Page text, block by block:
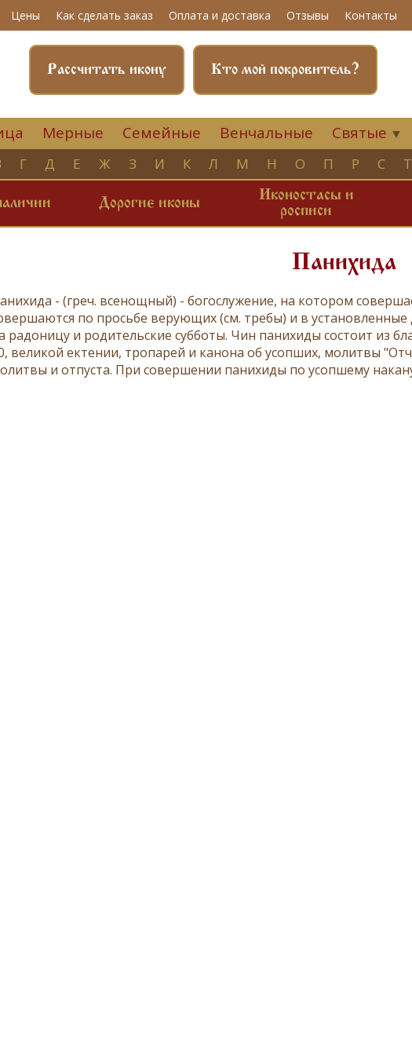
Цены Как сделать заказ Оплата и доставка Отзывы Контакты
Кто мой покровитель?
Рассчитать икону
Мерные Семейные Венчальные Святые ▼
Г Д Е Ж З И К Л М Н О П Р С Т
Дорогие иконы
Иконостасы и
росписи
Панихида
- (греч. всенощный) - богослужение, на котором
по просьбе верующих (см. требы) и в
радоницу и родительские субботы. Чин панихиды состоит из
, великой ектении, тропарей и канона об усопших, молитвы "
и отпуста. При совершении панихиды по усопшему на